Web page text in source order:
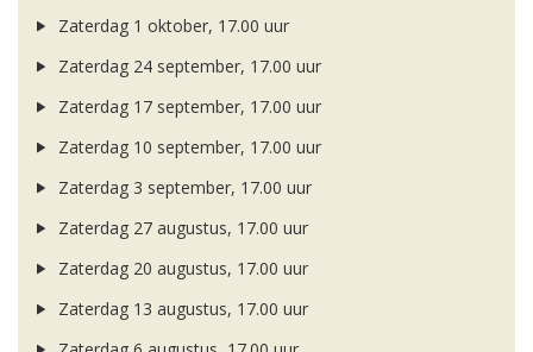
Zaterdag 1 oktober, 17.00 uur
Zaterdag 24 september, 17.00 uur
Zaterdag 17 september, 17.00 uur
Zaterdag 10 september, 17.00 uur
Zaterdag 3 september, 17.00 uur
Zaterdag 27 augustus, 17.00 uur
Zaterdag 20 augustus, 17.00 uur
Zaterdag 13 augustus, 17.00 uur